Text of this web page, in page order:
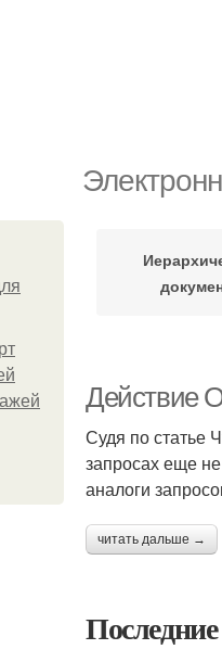
Действие
Судя по статье
запросах еще
аналоги
читать дальше →